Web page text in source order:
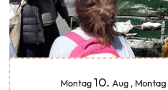
Montag 10. Aug , Montag